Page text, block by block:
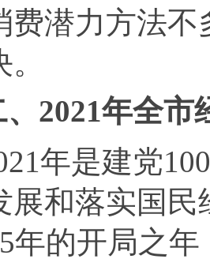
费潜力方法
、2021年全
年是建党
展和落实国
年的开局之